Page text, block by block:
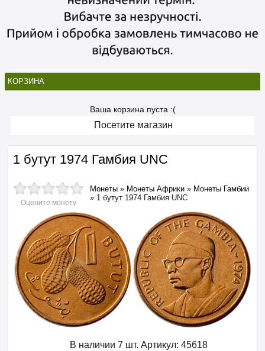
КОРЗИНА
Ваша корзина пуста :(
Посетите магазин
1 бутут 1974 Гамбия UNC
Оцените монету
Монеты » Монеты Африки » Монеты Гамбии
» 1 бутут 1974 Гамбия UNC
В наличии 7 шт. Артикул: 45618